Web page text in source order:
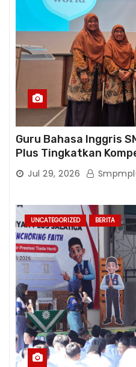
Guru Bahasa Inggris
Plus Tingkatkan
Pelatihan Cambridge
Jul 29, 2026
UNCATEGORIZED BERITA